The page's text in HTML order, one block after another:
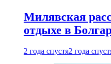
Милявская
отдыхе в
2 года спустя2 года